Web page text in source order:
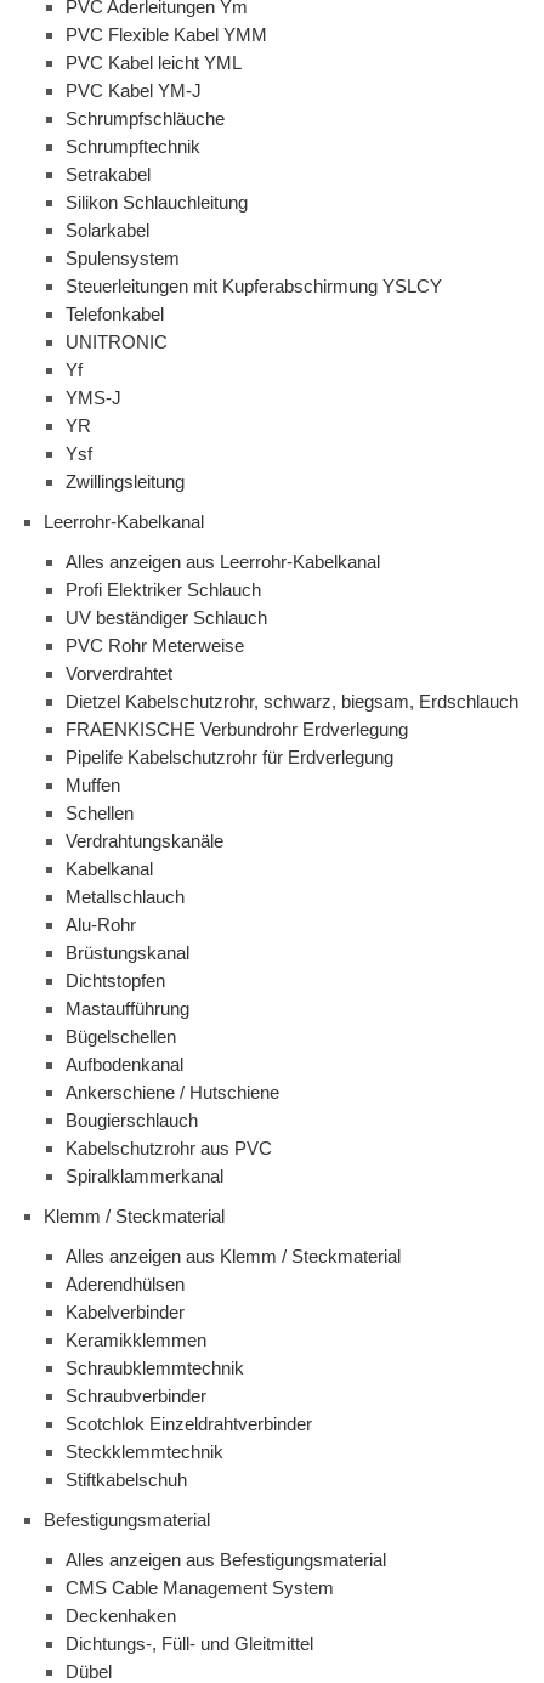
PVC Aderleitungen Ym
PVC Flexible Kabel YMM
PVC Kabel leicht YML
PVC Kabel YM-J
Schrumpfschläuche
Schrumpftechnik
Setrakabel
Silikon Schlauchleitung
Solarkabel
Spulensystem
Steuerleitungen mit Kupferabschirmung YSLCY
Telefonkabel
UNITRONIC
Yf
YMS-J
YR
Ysf
Zwillingsleitung
Leerrohr-Kabelkanal
Alles anzeigen aus Leerrohr-Kabelkanal
Profi Elektriker Schlauch
UV beständiger Schlauch
PVC Rohr Meterweise
Vorverdrahtet
Dietzel Kabelschutzrohr, schwarz, biegsam, Erdschlauch
FRAENKISCHE Verbundrohr Erdverlegung
Pipelife Kabelschutzrohr für Erdverlegung
Muffen
Schellen
Verdrahtungskanäle
Kabelkanal
Metallschlauch
Alu-Rohr
Brüstungskanal
Dichtstopfen
Mastaufführung
Bügelschellen
Aufbodenkanal
Ankerschiene / Hutschiene
Bougierschlauch
Kabelschutzrohr aus PVC
Spiralklammerkanal
Klemm / Steckmaterial
Alles anzeigen aus Klemm / Steckmaterial
Aderendhülsen
Kabelverbinder
Keramikklemmen
Schraubklemmtechnik
Schraubverbinder
Scotchlok Einzeldrahtverbinder
Steckklemmtechnik
Stiftkabelschuh
Befestigungsmaterial
Alles anzeigen aus Befestigungsmaterial
CMS Cable Management System
Deckenhaken
Dichtungs-, Füll- und Gleitmittel
Dübel